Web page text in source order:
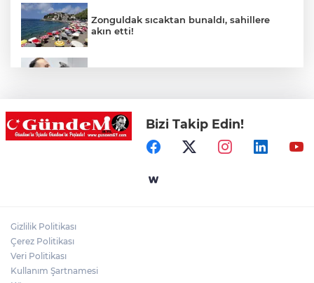
Zonguldak sıcaktan bunaldı, sahillere
akın etti!
Nafia Kayabaş hayatını kaybetti!
Zonguldak’ta aranan 67 yaşındaki adam
Bizi Takip Edin!
Gizlilik Politikası
Çerez Politikası
Veri Politikası
Kullanım Şartnamesi